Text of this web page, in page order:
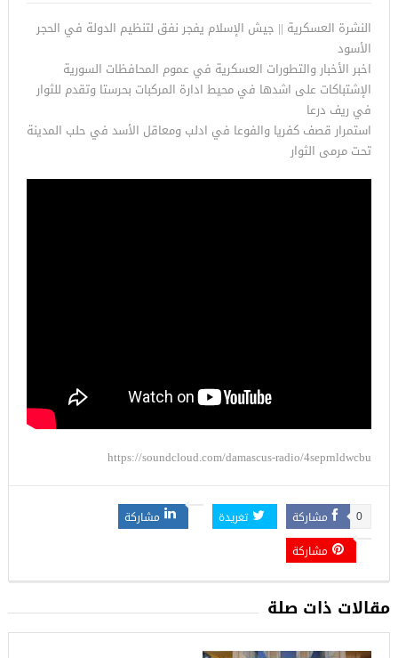
النشرة العسكرية || جيش الإسلام يفجر نفق لتنظيم الدولة في الحجر
الأسود
اخبر الأخبار والتطورات العسكرية في عموم المحافظات السورية
الإشتباكات على اشدها في محيط ادارة المركبات بحرستا وتقدم للثوار
في ريف درعا
استمرار قصف كفريا والفوعا في ادلب ومعاقل الأسد في حلب المدينة
تحت مرمى الثوار
https://soundcloud.com/damascus-radio/4seprnldwcbu
مشاركة 0 تغريدة
مشاركة
مشاركة
مقالات ذات صلة